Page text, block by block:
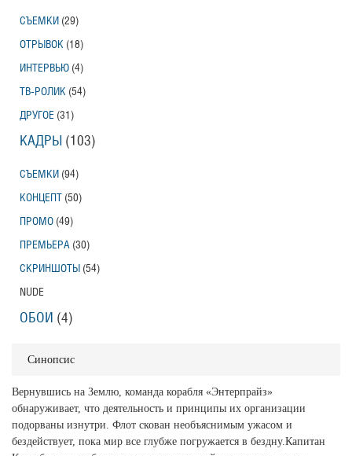
Синопсис
Вернувшись на Землю, команда корабля «Энтерпрайз»
обнаруживает, что деятельность и принципы их организации
подорваны изнутри. Флот скован необъяснимым ужасом и
бездействует, пока мир все глубже погружается в бездну.Капитан
СЪЕМКИ (29)
ОТРЫВОК (18)
ИНТЕРВЬЮ (4)
ТВ-РОЛИК (54)
ДРУГОЕ (31)
КАДРЫ (103)
СЪЕМКИ (94)
КОНЦЕПТ (50)
ПРОМО (49)
ПРЕМЬЕРА (30)
СКРИНШОТЫ (54)
NUDE
ОБОИ (4)